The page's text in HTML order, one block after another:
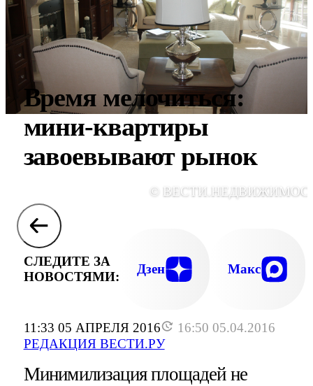
11:33 05 АПРЕЛЯ 2016
16:50 05.04.2016
РЕДАКЦИЯ ВЕСТИ.РУ
Время мелочиться:
мини-квартиры
завоевывают рынок
©
СЛЕДИТЕ ЗА
НОВОСТЯМИ:
Дзен Макс
Минимилизация площадей не